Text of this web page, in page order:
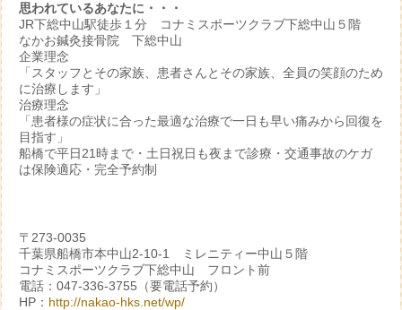
思われているあなたに・・・
JR下総中山駅徒歩１分 コナミスポーツクラブ下総中山５階
なかお鍼灸接骨院 下総中山
企業理念
「スタッフとその家族、患者さんとその家族、全員の笑顔のため
に治療します」
治療理念
「患者様の症状に合った最適な治療で一日も早い痛みから回復を
目指す」
船橋で平日21時まで・土日祝日も夜まで診療・交通事故のケガ
は保険適応・完全予約制
〒273-0035
千葉県船橋市本中山2-10-1 ミレニティー中山５階
コナミスポーツクラブ下総中山 フロント前
電話：047-336-3755（要電話予約）
HP： http://nakao-hks.net/wp/